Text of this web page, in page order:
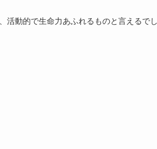
活動的で生命力あふれるものと言えるでし